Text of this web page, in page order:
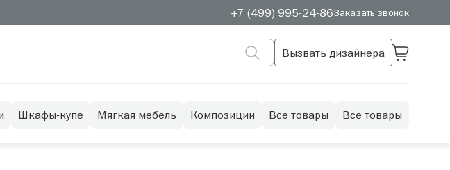
+7 (499) 995-24-86Заказать звонок
Вызвать дизайнера
Шкафы-купе Мягкая мебель Композиции Все товары Все товары